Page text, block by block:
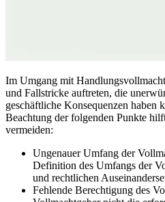
Im Umgang mit
und Fallstricke auftreten, die
geschäftliche Konsequenzen haben
Beachtung der folgenden Punkte
vermeiden:
Ungenauer Umfang der
Definition des Umfangs der
und rechtlichen
Fehlende Berechtigung des